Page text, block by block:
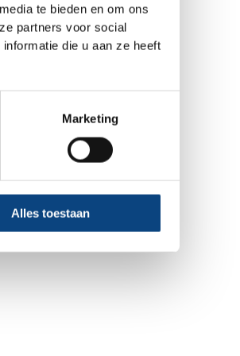
te bieden en om ons
partners voor social
die u aan ze heeft
Marketing
Alles toestaan
console for more information).